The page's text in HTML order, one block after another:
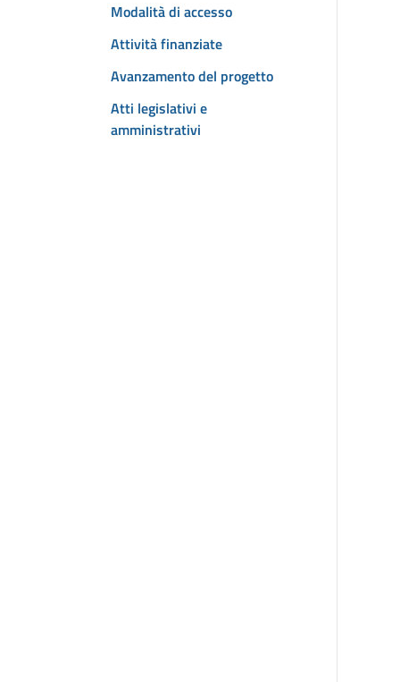
Modalità di accesso
Attività finanziate
Avanzamento del progetto
Atti legislativi e
amministrativi